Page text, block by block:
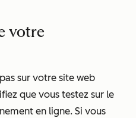
votre
sur votre site web
que vous testez sur le
en ligne. Si vous